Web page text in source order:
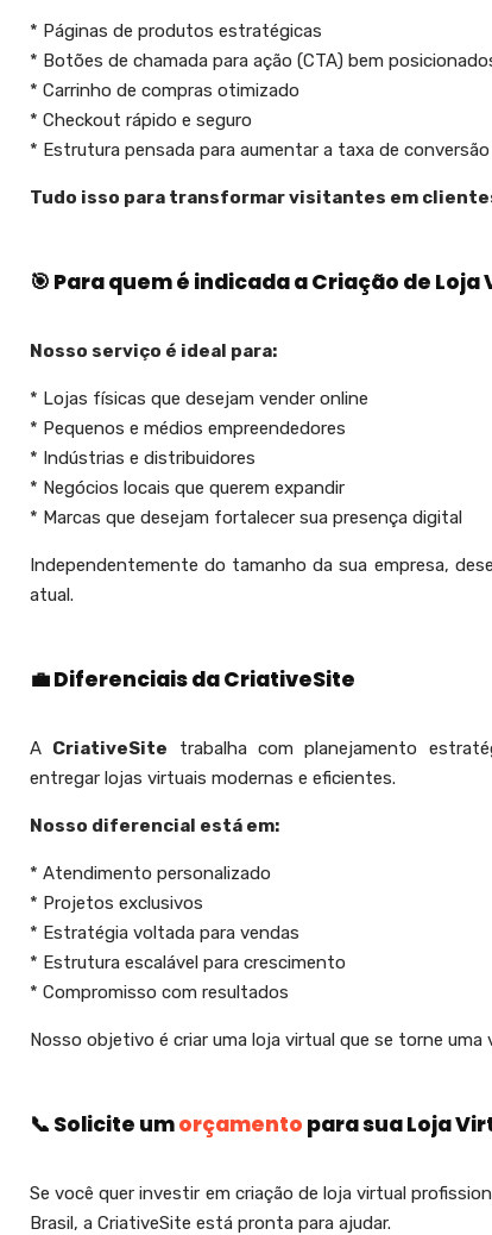
* Páginas de produtos estratégicas
* Botões de chamada para ação (CTA) bem
* Carrinho de compras otimizado
* Checkout rápido e seguro
* Estrutura pensada para aumentar a taxa de conversão
Tudo isso para transformar visitantes em
🎯 Para quem é indicada a Criação de Loja
Nosso serviço é ideal para:
* Lojas físicas que desejam vender online
* Pequenos e médios empreendedores
* Indústrias e distribuidores
* Negócios locais que querem expandir
* Marcas que desejam fortalecer sua presença digital
Independentemente do tamanho da sua empresa,
atual.
💼 Diferenciais da CriativeSite
A CriativeSite trabalha com planejamento
entregar lojas virtuais modernas e eficientes.
Nosso diferencial está em:
* Atendimento personalizado
* Projetos exclusivos
* Estratégia voltada para vendas
* Estrutura escalável para crescimento
* Compromisso com resultados
Nosso objetivo é criar uma loja virtual que se torne uma
📞 Solicite umorçamento para sua Loja
Se você quer investir em criação de loja virtual
Brasil, a CriativeSite está pronta para ajudar.